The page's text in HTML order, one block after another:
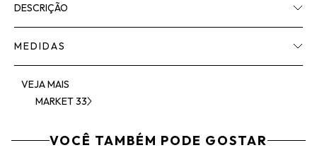
DESCRIÇÃO
MEDIDAS
VEJA MAIS
MARKET 33
VOCÊ TAMBÉM PODE GOSTAR